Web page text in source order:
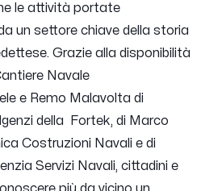
le attività portate
un settore chiave della storia
Grazie alla disponibilità
Navale
e Remo Malavolta di
della Fortek, di Marco
Costruzioni Navali e di
Servizi Navali, cittadini e
più da vicino un